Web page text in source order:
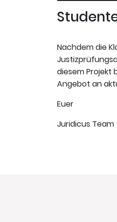
Nachdem die
diesem Projekt
Angebot an
Euer
Juridicus Team